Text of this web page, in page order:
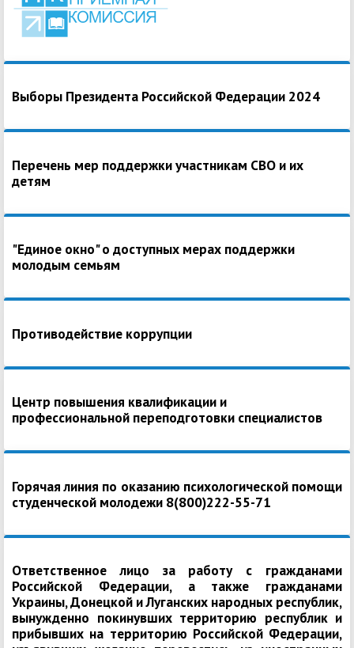
Выборы Президента Российской Федерации 2024
Перечень мер поддержки участникам СВО и их
детям
"Единое окно" о доступных мерах поддержки
молодым семьям
Противодействие коррупции
Центр повышения квалификации и
профессиональной переподготовки специалистов
Горячая линия по оказанию психологической помощи
студенческой молодежи 8(800)222-55-71
Ответственное лицо за работу с гражданами
Российской Федерации, а также гражданами
Украины, Донецкой и Луганских народных республик,
вынужденно покинувших территорию республик и
прибывших на территорию Российской Федерации,